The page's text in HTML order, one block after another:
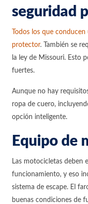
seguridad
Todos los que
protector. También se
la ley de Missouri. Esto
fuertes.
Aunque no hay
ropa de cuero,
opción inteligente.
Equipo de
Las motocicletas deben
funcionamiento, y eso
sistema de escape. El
buenas condiciones de